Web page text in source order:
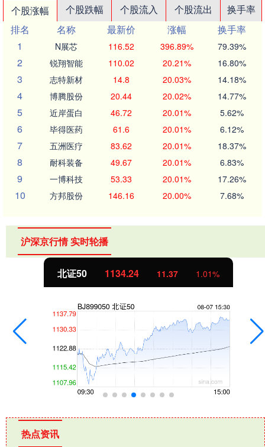
个股涨幅 个股跌幅 个股流入 个股流出
换手率
排名
名称 最新价 涨幅
换手率
1
N展芯 116.52 396.89% 79.39%
2 锐翔智能 110.02 20.21% 16.80%
3 志特新材 14.8 20.03% 14.18%
4 博腾股份 20.44 20.02% 14.77%
5 近岸蛋白 46.72 20.01% 5.62%
6 毕得医药 61.6 20.01% 6.12%
7 五洲医疗 83.62 20.01% 18.37%
8 耐科装备 49.67 20.01% 6.83%
9 一博科技 53.33 20.01% 17.26%
10 方邦股份 146.16 20.00% 7.68%
沪深京行情 实时轮播
北证50 1134.24 11.37 1.01%
热点资讯